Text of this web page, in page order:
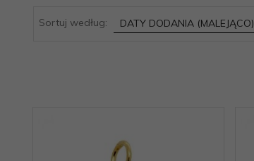
Sortuj według: sort